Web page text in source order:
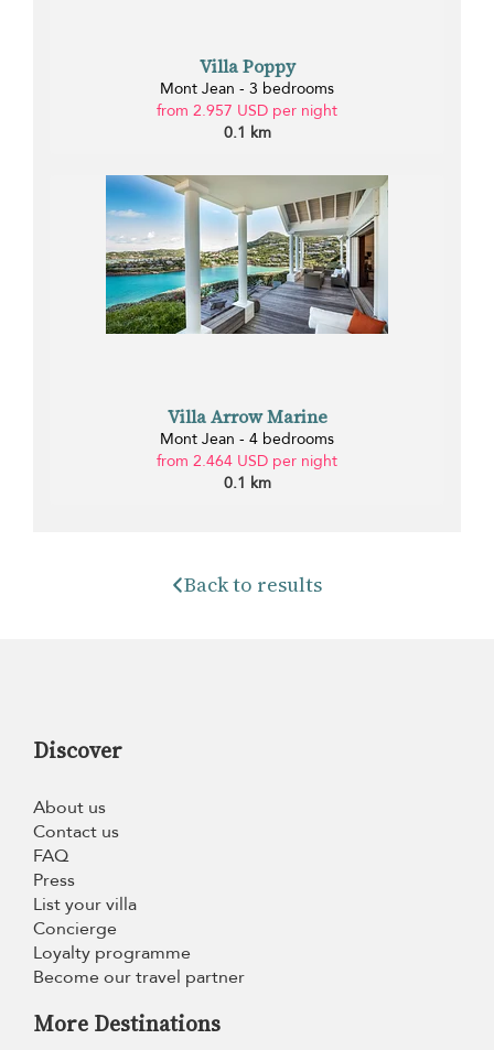
Villa Poppy
Mont Jean - 3 bedrooms
from 2.957 USD per night
0.1 km
Villa Arrow Marine
Mont Jean - 4 bedrooms
from 2.464 USD per night
0.1 km
Back to results
Discover
About us
Contact us
FAQ
Press
List your villa
Concierge
Loyalty programme
Become our travel partner
More Destinations